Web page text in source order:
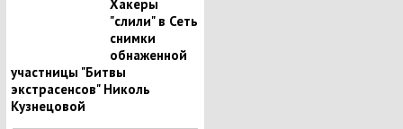
Хакеры
"слили" в Сеть
снимки
обнаженной
участницы "Битвы
экстрасенсов" Николь
Кузнецовой